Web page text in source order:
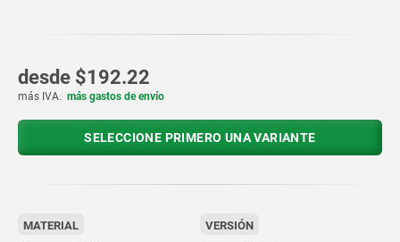
desde $192.22
más IVA. más gastos de envío
SELECCIONE PRIMERO UNA VARIANTE
MATERIAL VERSIÓN